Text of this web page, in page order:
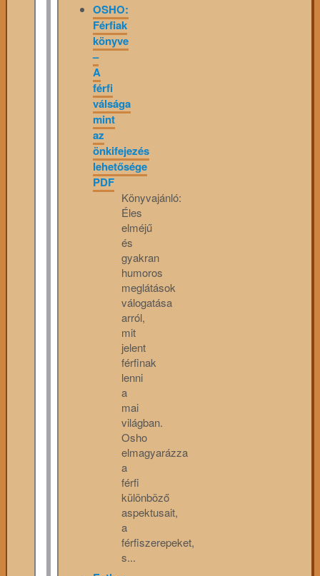
OSHO:
Férfiak
könyve
–
A
férfi
válsága
mint
az
önkifejezés
lehetősége
PDF
Könyvajánló:
Éles
elméjű
és
gyakran
humoros
meglátások
válogatása
arról,
mit
jelent
férfinak
lenni
a
mai
világban.
Osho
elmagyarázza
a
férfi
különböző
aspektusait,
a
férfiszerepeket,
s...